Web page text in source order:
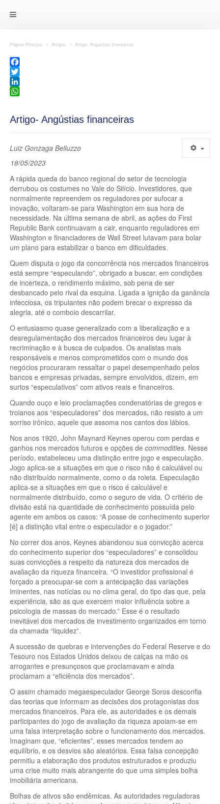
Página Principal Artigos Artigo- Angústias financeiras
Facebook
Twitter
LinkedIn
Artigo- Angústias financeiras
Luiz Gonzaga Belluzzo
18/05/2023
A rápida queda do banco regional do setor de tecnologia
derrubou os costumes no Vale do Silício. Investidores, que
normalmente repreendem os reguladores por sufocar a
inovação, voltaram-se para Washington em sua hora de
necessidade. Na última semana de abril, as ações do First
Republic Bank continuavam a cair, enquanto reguladores em
Washington e financiadores de Wall Street lutavam para bolar
um plano para estabilizar o banco em dificuldades.
Quem disputa o jogo da concorrência nos mercados financeiros
está sempre “especulando”, obrigado a buscar, em condições
de incerteza, o rendimento máximo, sob pena de ser
desbancado pelo rival da esquina. Ligada a ignição da ganância
infecciosa, os tripulantes não podem brecar o expresso da
alegria, até o comboio descarrilar.
O entusiasmo quase generalizado com a liberalização e a
desregulamentação dos mercados financeiros deu lugar à
recriminação e à busca de culpados. Os analistas mais
responsáveis e menos comprometidos com o mundo dos
negócios procuraram ressaltar o papel desempenhado pelos
bancos e empresas privadas, sempre envolvidos, dizem, em
surtos “especulativos” com ativos reais e financeiros.
Quando ouço e leio proclamações condenatórias de gregos e
troianos aos “especuladores” dos mercados, não resisto a um
sorriso irônico, aquele que assoma nos cantos dos lábios.
Nos anos 1920, John Maynard Keynes operou com perdas e
ganhos nos mercados futuros e opções de commodities. Nesse
período, estabeleceu uma distinção entre jogo e especulação.
Jogo aplica-se a situações em que o risco não é calculável ou
não distribuído normalmente, como o da roleta. Especulação
aplica-se a situações em que o risco é calculável e
normalmente distribuído, como o seguro de vida. O critério de
divisão está na quantidade de conhecimento possuída pelo
agente em ambos os casos: “A posse de conhecimento superior
[é] a distinção vital entre o especulador e o jogador.”
No correr dos anos, Keynes abandonou sua convicção acerca
do conhecimento superior dos “especuladores” e consolidou
suas convicções a respeito da natureza dos mercados de
avaliação da riqueza financeira. “O investidor profissional é
forçado a preocupar-se com a antecipação das variações
iminentes, nas notícias ou no clima geral, do tipo das que, pela
experiência, são as que exercem maior influência sobre a
psicologia de massas do mercado.” Esse é o resultado
inevitável dos mercados de investimento organizados em torno
da chamada “liquidez”.
A sucessão de quebras e intervenções do Federal Reserve e do
Tesouro nos Estados Unidos deixou de calças na mão os
arrogantes e presunçosos que proclamavam e ainda
proclamam a “eficiência dos mercados”.
O assim chamado megaespeculador George Soros desconfia
das teorias que informam as decisões dos protagonistas dos
mercados financeiros. Para ele, as autoridades e os demais
participantes do jogo de avaliação da riqueza apoiam-se em
uma falsa interpretação sobre o funcionamento dos mercados.
Imaginam que, “eficientes”, esses mercados tendem ao
equilíbrio, e os desvios são aleatórios. Essa falsa concepção
permitiu a elaboração dos produtos estruturados e produziu
uma crise muito mais abrangente do que uma simples bolha
imobiliária americana.
Bolhas de ativos são endêmicas. As autoridades reguladoras